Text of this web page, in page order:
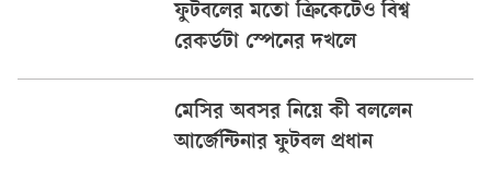
ফুটবলের মতো ক্রিকেটেও বিশ্ব
রেকর্ডটা স্পেনের দখলে
মেসির অবসর নিয়ে কী বললেন
আর্জেন্টিনার ফুটবল প্রধান